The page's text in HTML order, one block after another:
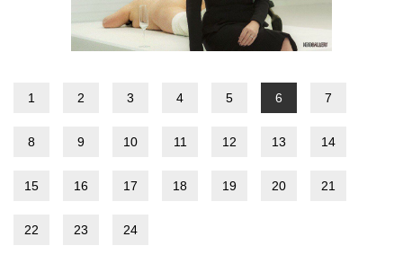
1 2 3 4 5 6 7
8 9 10 11 12 13 14
15 16 17 18 19 20 21
22 23 24